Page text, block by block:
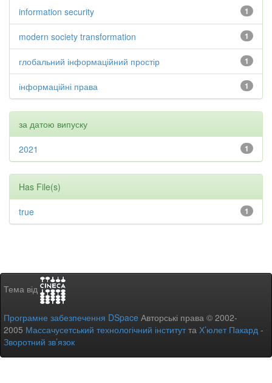
1
information security
1
modern society transformation
1
глобальний інформаційний простір
1
інформаційні права
за датою випуску
1
2021
Has File(s)
1
true
Тема від
Програмне забезпечення DSpace Авторські права © 2002-
2005 Массачусетський технологічний інститутта Х’юлет Пакард -
Зворотний зв’язок